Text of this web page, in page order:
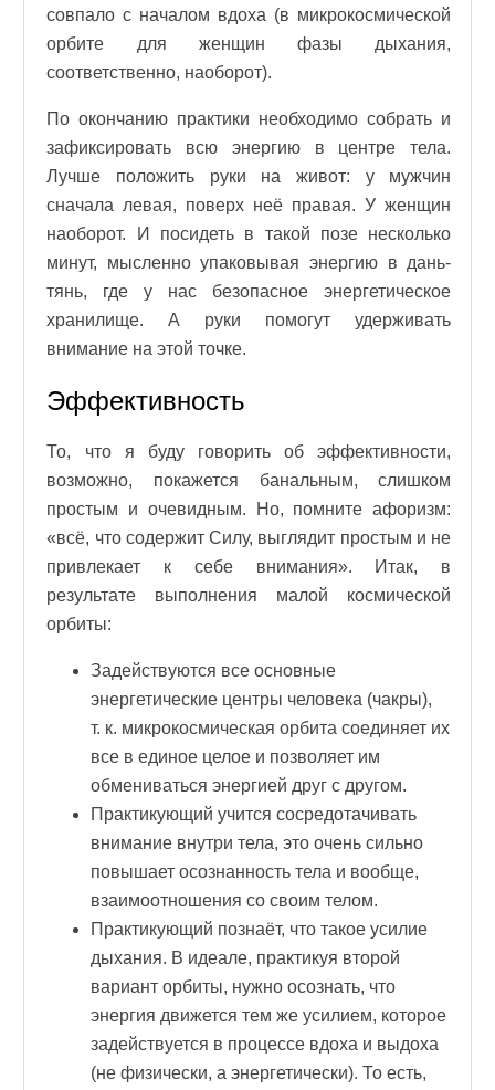
совпало с началом вдоха (в микрокосмической
орбите для женщин фазы дыхания,
соответственно, наоборот).
По окончанию практики необходимо собрать и
зафиксировать всю энергию в центре тела.
Лучше положить руки на живот: у мужчин
сначала левая, поверх неё правая. У женщин
наоборот. И посидеть в такой позе несколько
минут, мысленно упаковывая энергию в дань-
тянь, где у нас безопасное энергетическое
хранилище. А руки помогут удерживать
внимание на этой точке.
Эффективность
То, что я буду говорить об эффективности,
возможно, покажется банальным, слишком
простым и очевидным. Но, помните афоризм:
«всё, что содержит Силу, выглядит простым и не
привлекает к себе внимания». Итак, в
результате выполнения малой космической
орбиты:
Задействуются все основные
энергетические центры человека (чакры),
т. к. микрокосмическая орбита соединяет их
все в единое целое и позволяет им
обмениваться энергией друг с другом.
Практикующий учится сосредотачивать
внимание внутри тела, это очень сильно
повышает осознанность тела и вообще,
взаимоотношения со своим телом.
Практикующий познаёт, что такое усилие
дыхания. В идеале, практикуя второй
вариант орбиты, нужно осознать, что
энергия движется тем же усилием, которое
задействуется в процессе вдоха и выдоха
(не физически, а энергетически). То есть,